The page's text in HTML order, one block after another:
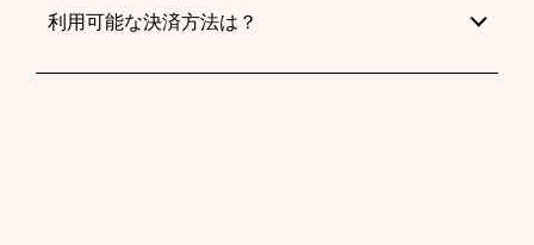
利用可能な決済方法は？